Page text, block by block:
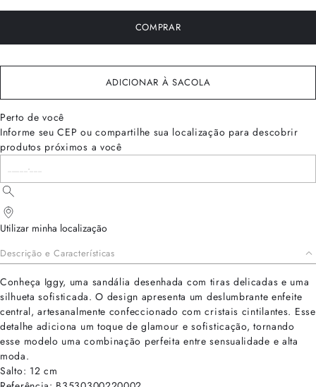
COMPRAR
ADICIONAR À SACOLA
Perto de você
Informe seu CEP ou compartilhe sua localização para descobrir
produtos próximos a você
Utilizar minha localização
Descrição e Características
Conheça Iggy, uma sandália desenhada com tiras delicadas e uma
silhueta sofisticada. O design apresenta um deslumbrante enfeite
central, artesanalmente confeccionado com cristais cintilantes. Esse
detalhe adiciona um toque de glamour e sofisticação, tornando
esse modelo uma combinação perfeita entre sensualidade e alta
moda.
Salto: 12 cm